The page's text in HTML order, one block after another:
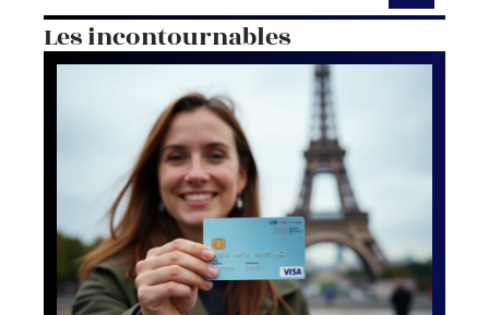
Les incontournables